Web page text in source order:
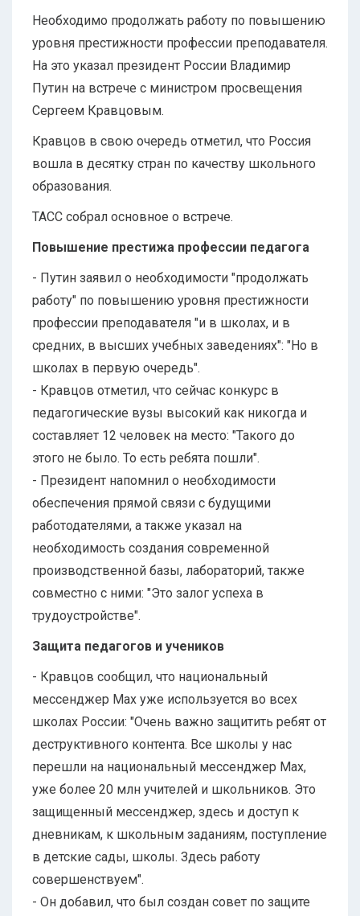
Необходимо продолжать работу по повышению
уровня престижности профессии преподавателя.
На это указал президент России Владимир
Путин на встрече с министром просвещения
Сергеем Кравцовым.
Кравцов в свою очередь отметил, что Россия
вошла в десятку стран по качеству школьного
образования.
ТАСС собрал основное о встрече.
Повышение престижа профессии педагога
- Путин заявил о необходимости "продолжать
работу" по повышению уровня престижности
профессии преподавателя "и в школах, и в
средних, в высших учебных заведениях": "Но в
школах в первую очередь".
- Кравцов отметил, что сейчас конкурс в
педагогические вузы высокий как никогда и
составляет 12 человек на место: "Такого до
этого не было. То есть ребята пошли".
- Президент напомнил о необходимости
обеспечения прямой связи с будущими
работодателями, а также указал на
необходимость создания современной
производственной базы, лабораторий, также
совместно с ними: "Это залог успеха в
трудоустройстве".
Защита педагогов и учеников
- Кравцов сообщил, что национальный
мессенджер Max уже используется во всех
школах России: "Очень важно защитить ребят от
деструктивного контента. Все школы у нас
перешли на национальный мессенджер Max,
уже более 20 млн учителей и школьников. Это
защищенный мессенджер, здесь и доступ к
дневникам, к школьным заданиям, поступление
в детские сады, школы. Здесь работу
совершенствуем".
- Он добавил, что был создан совет по защите